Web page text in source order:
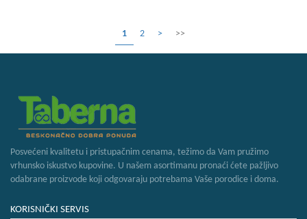
1 2 > >>
Posvećeni kvalitetu i pristupačnim cenama, težimo da Vam pružimo
vrhunsko iskustvo kupovine. U našem asortimanu pronaći ćete pažljivo
odabrane proizvode koji odgovaraju potrebama Vaše porodice i doma.
KORISNIČKI SERVIS